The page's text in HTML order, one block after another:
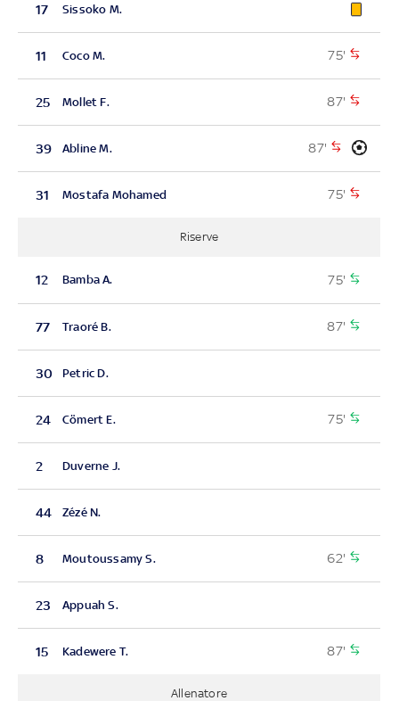
17 Sissoko M.
11 Coco M. 75'
25 Mollet F. 87'
39 Abline M. 87'
31 Mostafa Mohamed 75'
Riserve
12 Bamba A. 75'
77 Traoré B. 87'
30 Petric D.
24 Cömert E. 75'
2 Duverne J.
44 Zézé N.
8 Moutoussamy S. 62'
23 Appuah S.
15 Kadewere T. 87'
Allenatore